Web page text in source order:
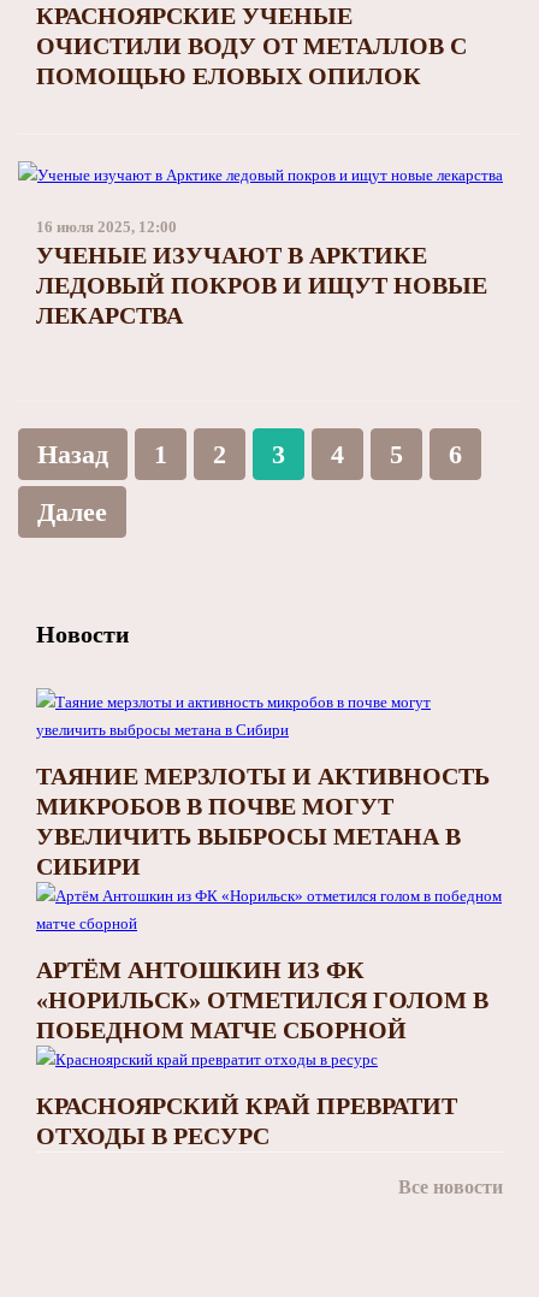
КРАСНОЯРСКИЕ УЧЕНЫЕ
ОЧИСТИЛИ ВОДУ ОТ МЕТАЛЛОВ С
ПОМОЩЬЮ ЕЛОВЫХ ОПИЛОК
16 июля 2025, 12:00
УЧЕНЫЕ ИЗУЧАЮТ В АРКТИКЕ
ЛЕДОВЫЙ ПОКРОВ И ИЩУТ НОВЫЕ
ЛЕКАРСТВА
Назад 1 2 3 4 5
6
Далее
Новости
ТАЯНИЕ МЕРЗЛОТЫ И АКТИВНОСТЬ
МИКРОБОВ В ПОЧВЕ МОГУТ
УВЕЛИЧИТЬ ВЫБРОСЫ МЕТАНА В
СИБИРИ
АРТЁМ АНТОШКИН ИЗ ФК
«НОРИЛЬСК» ОТМЕТИЛСЯ ГОЛОМ В
ПОБЕДНОМ МАТЧЕ СБОРНОЙ
КРАСНОЯРСКИЙ КРАЙ ПРЕВРАТИТ
ОТХОДЫ В РЕСУРС
Все новости